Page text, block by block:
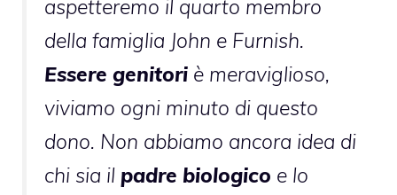
aspetteremo il quarto membro
della famiglia John e Furnish.
Essere genitori è meraviglioso,
viviamo ogni minuto di questo
dono. Non abbiamo ancora idea di
chi sia il padre biologico e lo